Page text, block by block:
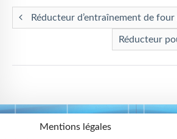
Réducteur d’entraînement de
Réducteur
Mentions légales